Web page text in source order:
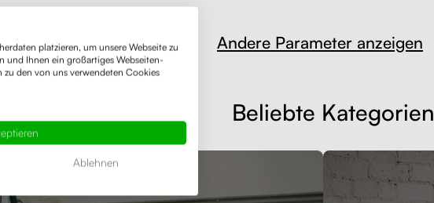
Andere Parameter anzeigen
Beliebte Kategorien
platzieren, um unsere Webseite zu
und Ihnen ein großartiges Webseiten-
den von uns verwendeten Cookies
Ablehnen